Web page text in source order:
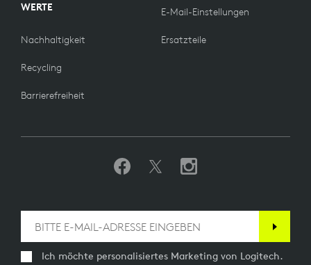
WERTE
Nachhaltigkeit
Recycling
Barrierefreiheit
E-Mail-Einstellungen
Ersatzteile
Ich möchte personalisiertes Marketing von Logitech.